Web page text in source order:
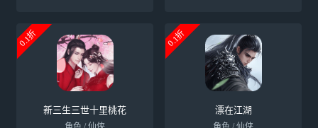
0.1折
新三生三世十里桃花
0.1折
漂在江湖